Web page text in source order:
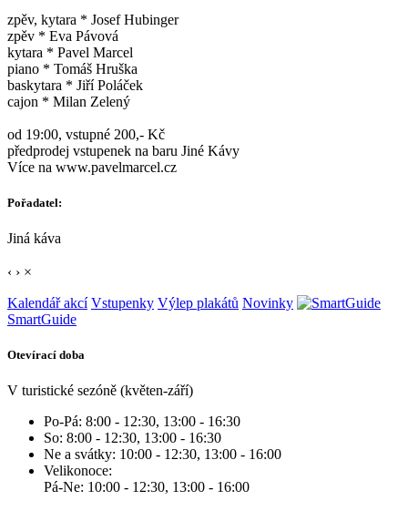
zpěv, kytara * Josef Hubinger
zpěv * Eva Pávová
kytara * Pavel Marcel
piano * Tomáš Hruška
baskytara * Jiří Poláček
cajon * Milan Zelený
od 19:00, vstupné 200,- Kč
předprodej vstupenek na baru Jiné Kávy
Více na www.pavelmarcel.cz
Pořadatel:
Jiná káva
‹ › ×
Kalendář akcí Vstupenky Výlep plakátů Novinky
SmartGuide
Otevírací doba
V turistické sezóně (květen-září)
Po-Pá: 8:00 - 12:30, 13:00 - 16:30
So: 8:00 - 12:30, 13:00 - 16:30
Ne a svátky: 10:00 - 12:30, 13:00 - 16:00
Velikonoce:
Pá-Ne: 10:00 - 12:30, 13:00 - 16:00